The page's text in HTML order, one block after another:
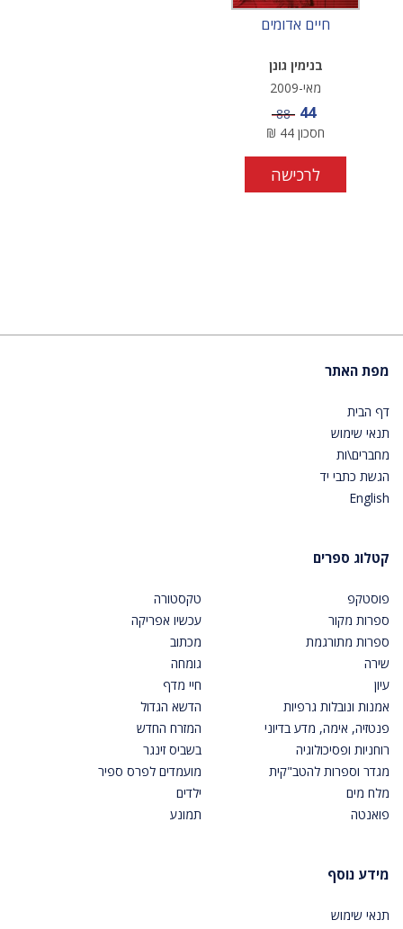
חיים אדומים
בנימין גונן
מאי-2009
מחיר מבצע
44 מחיר
88
חסכון 44
₪
לרכישה
מפת האתר
דף הבית
תנאי שימוש
מחברים\ות
הגשת כתבי יד
English
קטלוג ספרים
פוסטקפ
ספרות מקור
ספרות מתורגמת
שירה
עיון
אמנות ונובלות גרפיות
פנטזיה, אימה, מדע בדיוני
רוחניות ופסיכולוגיה
מגדר וספרות להטב"קית
מלח מים
פואנטה
טקסטורה
עכשיו אפריקה
מכתוב
גומחה
חיי מדף
הדשא הגדול
המזרח החדש
בשביס זינגר
מועמדים לפרס ספיר
ילדים
תמונע
מידע נוסף
תנאי שימוש